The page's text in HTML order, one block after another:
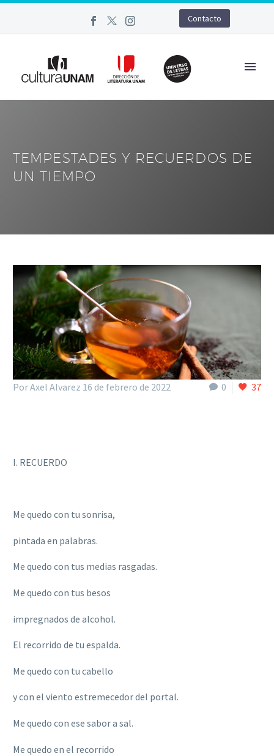
Contacto
TEMPESTADES Y RECUERDOS DE
UN TIEMPO
0 37
Por Axel Alvarez 16 de febrero de 2022
I. RECUERDO
Me quedo con tu sonrisa,
pintada en palabras.
Me quedo con tus medias rasgadas.
Me quedo con tus besos
impregnados de alcohol.
El recorrido de tu espalda.
Me quedo con tu cabello
y con el viento estremecedor del portal.
Me quedo con ese sabor a sal.
Me quedo en el recorrido